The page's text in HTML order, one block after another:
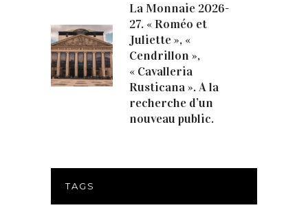
La Monnaie 2026-
27. « Roméo et
Juliette », «
Cendrillon »,
« Cavalleria
Rusticana ». A la
recherche d’un
nouveau public.
TAGS